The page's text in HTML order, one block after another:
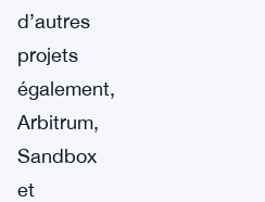
d’autres
projets
également,
Arbitrum,
Sandbox
et